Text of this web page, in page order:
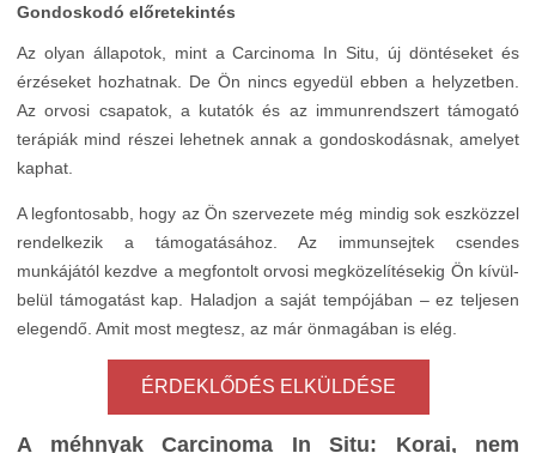
Gondoskodó előretekintés
Az olyan állapotok, mint a Carcinoma In Situ, új döntéseket és
érzéseket hozhatnak. De Ön nincs egyedül ebben a helyzetben.
Az orvosi csapatok, a kutatók és az immunrendszert támogató
terápiák mind részei lehetnek annak a gondoskodásnak, amelyet
kaphat.
A legfontosabb, hogy az Ön szervezete még mindig sok eszközzel
rendelkezik a támogatásához. Az immunsejtek csendes
munkájától kezdve a megfontolt orvosi megközelítésekig Ön kívül-
belül támogatást kap. Haladjon a saját tempójában – ez teljesen
elegendő. Amit most megtesz, az már önmagában is elég.
ÉRDEKLŐDÉS ELKÜLDÉSE
A méhnyak Carcinoma In Situ: Korai, nem